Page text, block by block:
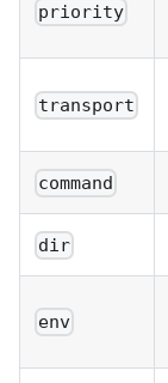
priority
transport
command
dir
env